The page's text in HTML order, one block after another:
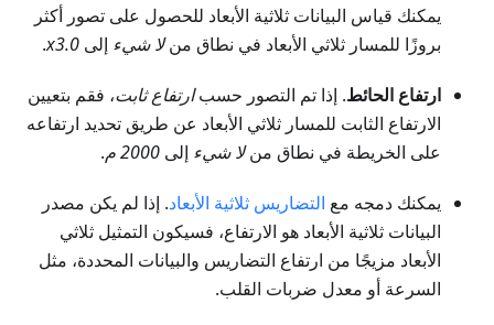
يمكنك قياس البيانات ثلاثية الأبعاد للحصول على تصور أكثر
بروزًا للمسار ثلاثي الأبعاد في نطاق منلا شيء إلى x3.0
.
ارتفاع الحائط. إذا تم التصور حسبارتفاع ثابت، فقم بتعيين
الارتفاع الثابت للمسار ثلاثي الأبعاد عن طريق تحديد ارتفاعه
على الخريطة في نطاق منلا شيء إلى 2000 م .
يمكنك دمجه مع التضاريس ثلاثية الأبعاد. إذا لم يكن مصدر
البيانات ثلاثية الأبعاد هو الارتفاع، فسيكون التمثيل ثلاثي
الأبعاد مزيجًا من ارتفاع التضاريس والبيانات المحددة، مثل
السرعة أو معدل ضربات القلب.